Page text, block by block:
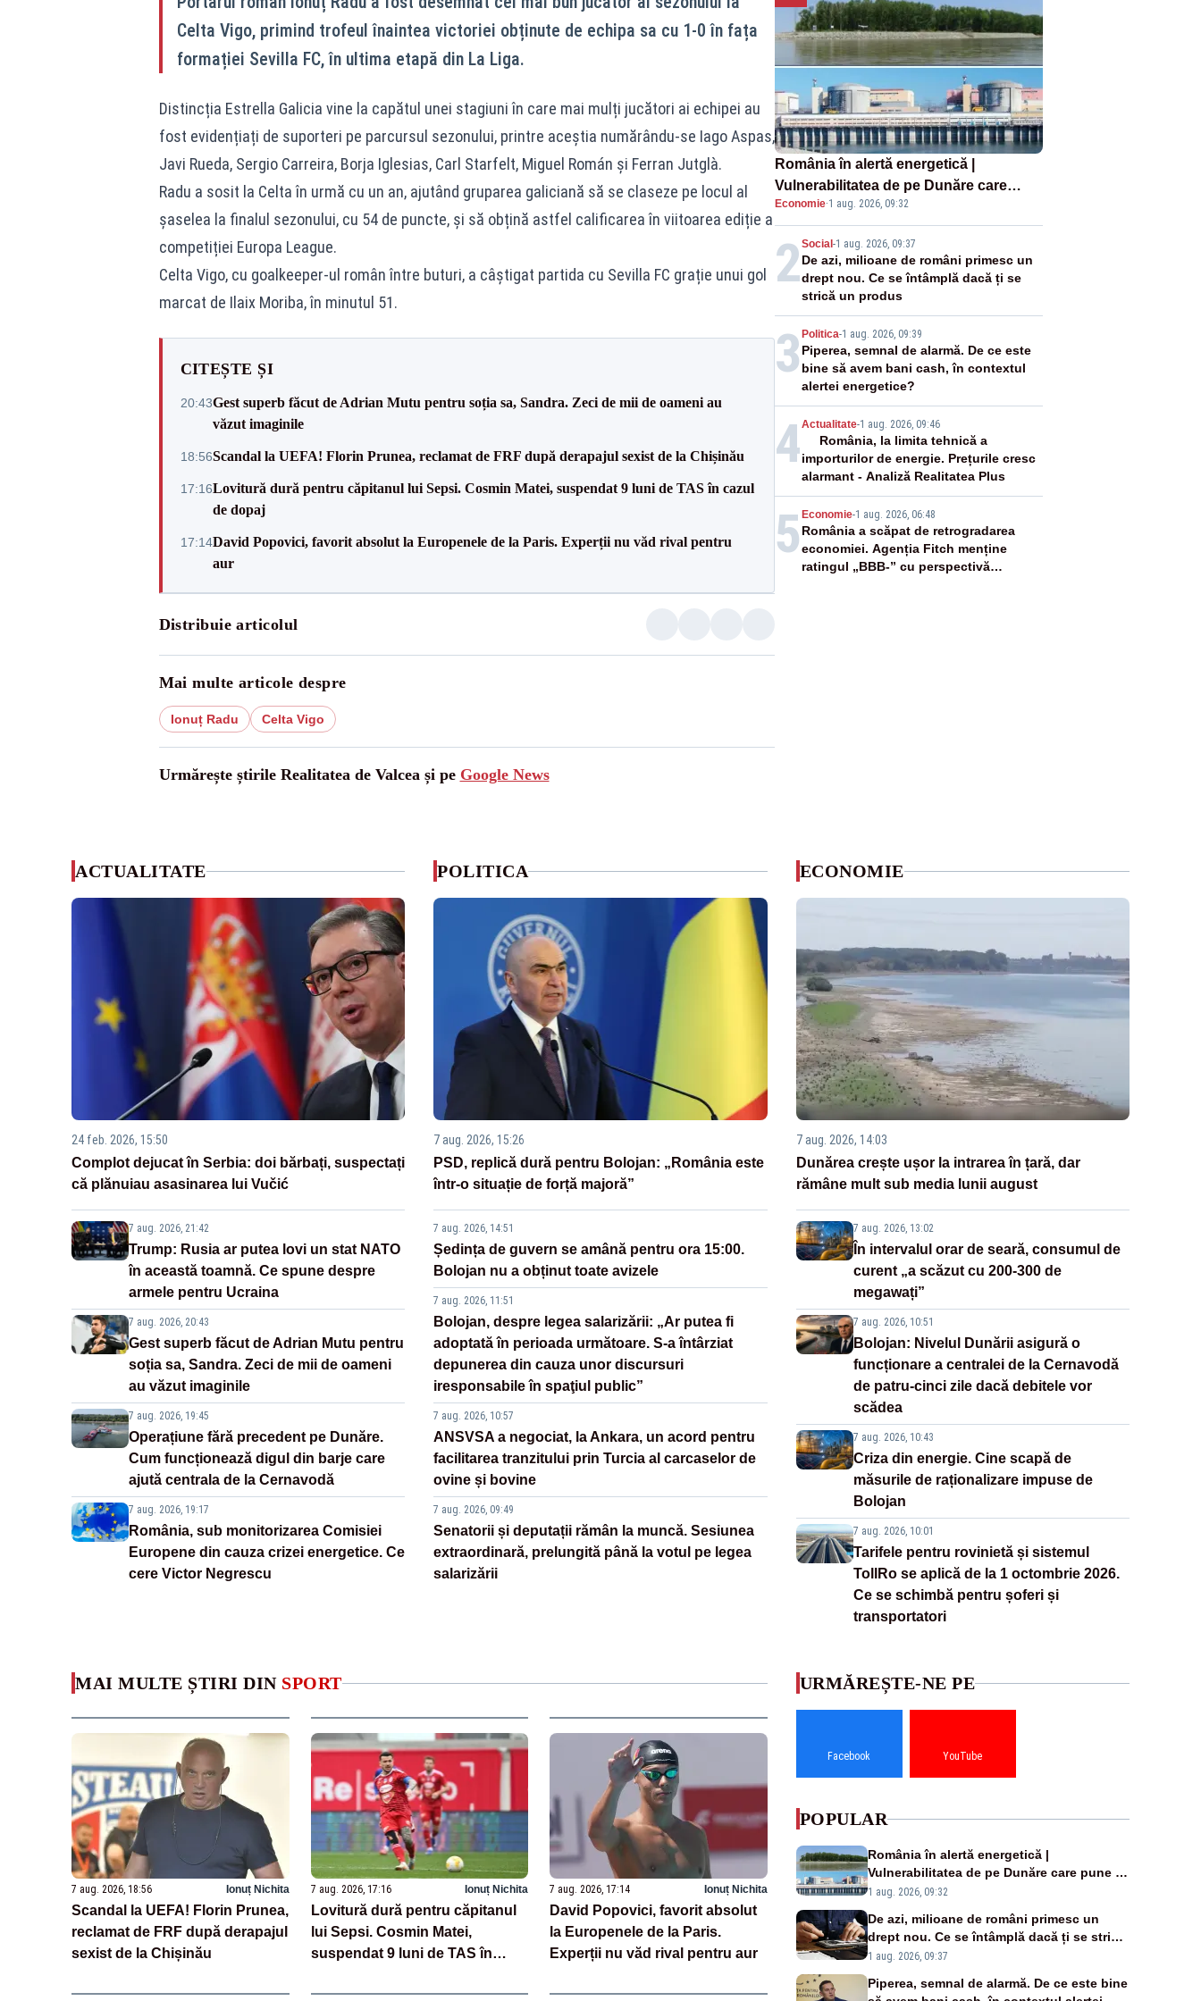
Celta Vigo, primind trofeul înaintea victoriei obținute de echipa sa cu 1-0 în fața
formației Sevilla FC, în ultima etapă din La Liga.
Distincția Estrella Galicia vine la capătul unei stagiuni în care mai mulți jucători ai echipei au
fost evidențiați de suporteri pe parcursul sezonului, printre aceștia numărându-se Iago Aspas,
Javi Rueda, Sergio Carreira, Borja Iglesias, Carl Starfelt, Miguel Román și Ferran Jutglà.
Radu a sosit la Celta în urmă cu un an, ajutând gruparea galiciană să se claseze pe locul al
șaselea la finalul sezonului, cu 54 de puncte, și să obțină astfel calificarea în viitoarea ediție a
competiției Europa League.
Celta Vigo, cu goalkeeper-ul român între buturi, a câștigat partida cu Sevilla FC grație unui gol
marcat de Ilaix Moriba, în minutul 51.
CITEȘTE ȘI
20:43Gest superb făcut de Adrian Mutu pentru soția sa, Sandra. Zeci de mii de oameni au
văzut imaginile
18:56Scandal la UEFA! Florin Prunea, reclamat de FRF după derapajul sexist de la Chișinău
17:16Lovitură dură pentru căpitanul lui Sepsi. Cosmin Matei, suspendat 9 luni de TAS în cazul
de dopaj
17:14David Popovici, favorit absolut la Europenele de la Paris. Experții nu văd rival pentru
aur
Distribuie articolul
Mai multe articole despre
Ionuț Radu Celta Vigo
Urmărește știrile Realitatea de Valcea și pe Google News
România în alertă energetică |
Vulnerabilitatea de pe Dunăre care
pune în pericol Centrala Cernavodă era
cunoscută de pe vremea lui Ceaușescu
Economie·1 aug. 2026, 09:32
2Social -1 aug. 2026, 09:37
De azi, milioane de români primesc un
drept nou. Ce se întâmplă dacă ți se
strică un produs
3 Politica-1 aug. 2026, 09:39
Piperea, semnal de alarmă. De ce este
bine să avem bani cash, în contextul
alertei energetice?
4Actualitate-1 aug. 2026, 09:46
România, la limita tehnică a
importurilor de energie. Prețurile cresc
alarmant - Analiză Realitatea Plus
5 Economie-1 aug. 2026, 06:48
România a scăpat de retrogradarea
economiei. Agenția Fitch menține
ratingul „BBB-” cu perspectivă
ACTUALITATE
24 feb. 2026, 15:50
Complot dejucat în Serbia: doi bărbați, suspectați
că plănuiau asasinarea lui Vučić
7 aug. 2026, 21:42
Trump: Rusia ar putea lovi un stat NATO
în această toamnă. Ce spune despre
armele pentru Ucraina
7 aug. 2026, 20:43
Gest superb făcut de Adrian Mutu pentru
soția sa, Sandra. Zeci de mii de oameni
au văzut imaginile
7 aug. 2026, 19:45
Operațiune fără precedent pe Dunăre.
Cum funcționează digul din barje care
ajută centrala de la Cernavodă
7 aug. 2026, 19:17
România, sub monitorizarea Comisiei
Europene din cauza crizei energetice. Ce
cere Victor Negrescu
POLITICA
7 aug. 2026, 15:26
PSD, replică dură pentru Bolojan: „România este
într-o situație de forță majoră”
7 aug. 2026, 14:51
Ședința de guvern se amână pentru ora 15:00.
Bolojan nu a obținut toate avizele
7 aug. 2026, 11:51
Bolojan, despre legea salarizării: „Ar putea fi
adoptată în perioada următoare. S-a întârziat
depunerea din cauza unor discursuri
iresponsabile în spaţiul public”
7 aug. 2026, 10:57
ANSVSA a negociat, la Ankara, un acord pentru
facilitarea tranzitului prin Turcia al carcaselor de
ovine și bovine
7 aug. 2026, 09:49
Senatorii și deputații rămân la muncă. Sesiunea
extraordinară, prelungită până la votul pe legea
salarizării
ECONOMIE
7 aug. 2026, 14:03
Dunărea crește ușor la intrarea în țară, dar
rămâne mult sub media lunii august
7 aug. 2026, 13:02
În intervalul orar de seară, consumul de
curent „a scăzut cu 200-300 de
megawați”
7 aug. 2026, 10:51
Bolojan: Nivelul Dunării asigură o
funcționare a centralei de la Cernavodă
de patru-cinci zile dacă debitele vor
scădea
7 aug. 2026, 10:43
Criza din energie. Cine scapă de
măsurile de raționalizare impuse de
Bolojan
7 aug. 2026, 10:01
Tarifele pentru rovinietă și sistemul
TollRo se aplică de la 1 octombrie 2026.
Ce se schimbă pentru șoferi și
transportatori
MAI MULTE ȘTIRI DIN SPORT
7 aug. 2026, 18:56 Ionuț Nichita
Scandal la UEFA! Florin Prunea,
reclamat de FRF după derapajul
sexist de la Chișinău
7 aug. 2026, 17:16 Ionuț Nichita
Lovitură dură pentru căpitanul
lui Sepsi. Cosmin Matei,
suspendat 9 luni de TAS în
7 aug. 2026, 17:14 Ionuț Nichita
David Popovici, favorit absolut
la Europenele de la Paris.
Experții nu văd rival pentru aur
URMĂREȘTE-NE PE
Facebook YouTube
POPULAR
România în alertă energetică |
Vulnerabilitatea de pe Dunăre care pune în
pericol Centrala Cernavodă era cunoscută
1 aug. 2026, 09:32
De azi, milioane de români primesc un
drept nou. Ce se întâmplă dacă ți se strică
un produs
1 aug. 2026, 09:37
Piperea, semnal de alarmă. De ce este bine